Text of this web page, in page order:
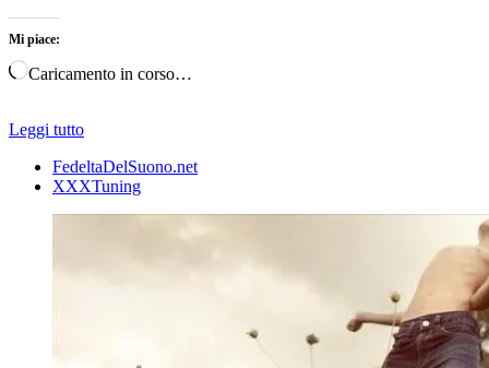
Mi piace:
Caricamento in corso…
Leggi tutto
FedeltaDelSuono.net
XXXTuning